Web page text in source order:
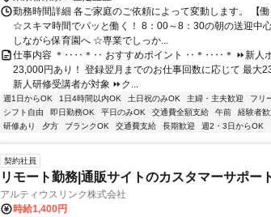
勤務時間詳細 各ご家庭のご依頼によって変動します。 【働
☆スキマ時間でパッと働く！ 8：00～8：30の朝の送迎中
しながら保育園へ ☆専業でしっか...
仕事内容 ＊‥‥＊‥ おすすめポイント ‥＊‥‥＊ ⏩新人
23,000円あり！ 登録翌月までのお仕事回数に応じて 最大
新人研修受講者が対象 ⏩ク...
週1日からOK 1日4時間以内OK 土日祝のみOK 主婦・主夫歓迎 フリ
シフト自由
即日勤務OK 平日のみOK 交通費全額支給 午前 経験者歓
研修あり
夕方 ブランクOK 交通費支給 長期歓迎 週2・3日からOK
契約社員
リモート勤務|通販サイトのカスタマーサポー
アルティウスリンク株式会社
時給1,400円